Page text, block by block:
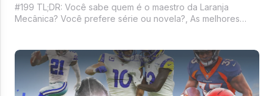
#199 TL;DR: Você sabe quem é o maestro da Laranja
Mecânica? Você prefere série ou novela?, As melhores
recomendação de livro para conhecer